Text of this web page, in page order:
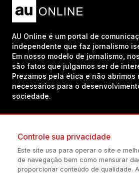
AU Online é um portal de
independente que faz jornalismo
Em nosso modelo de jornalismo,
são fatos que julgamos ser de
Prezamos pela ética e não abrimos
necessários para o
sociedade.
(54) 98434-8385
Controle sua privacidade
Este site usa para operar o site e
de navegação bem como mensurar
proporcionar conteúdo de qualidade.